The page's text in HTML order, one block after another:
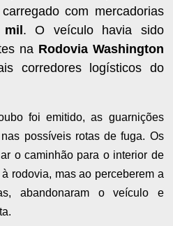
com mercadorias
mil. O veículo havia sido
na Rodovia Washington
corredores logísticos do
foi emitido, as guarnições
possíveis rotas de fuga. Os
o caminhão para o interior de
rodovia, mas ao perceberem a
abandonaram o veículo e